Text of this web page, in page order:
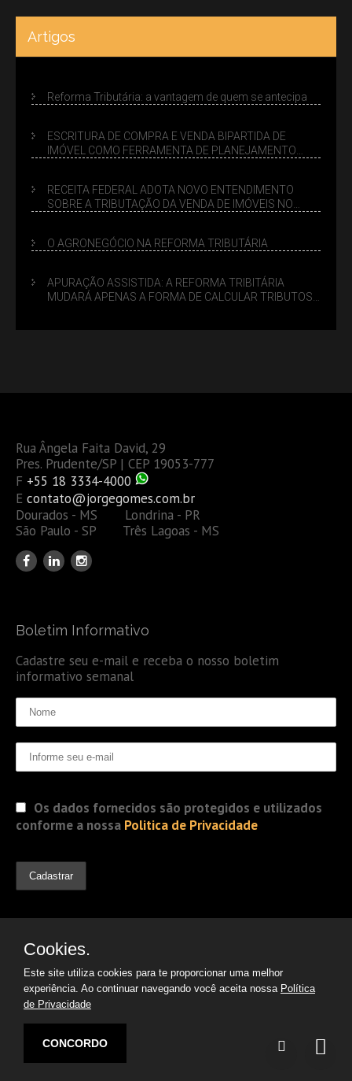
Artigos
Reforma Tributária: a vantagem de quem se antecipa
ESCRITURA DE COMPRA E VENDA BIPARTIDA DE
IMÓVEL COMO FERRAMENTA DE PLANEJAMENTO
RECEITA FEDERAL ADOTA NOVO ENTENDIMENTO
SOBRE A TRIBUTAÇÃO DA VENDA DE IMÓVEIS NO
O AGRONEGÓCIO NA REFORMA TRIBUTÁRIA
APURAÇÃO ASSISTIDA: A REFORMA TRIBITÁRIA
MUDARÁ APENAS A FORMA DE CALCULAR TRIBUTOS
Rua Ângela Faita David, 29
Pres. Prudente/SP | CEP 19053-777
F +55 18 3334-4000
E contato@jorgegomes.com.br
Dourados - MS Londrina - PR
São Paulo - SP Três Lagoas - MS
Boletim Informativo
Cadastre seu e-mail e receba o nosso boletim
informativo semanal
Os dados fornecidos são protegidos e utilizados
conforme a nossa Politica de Privacidade
© 2019 Jorge Gomes
Advogados. Direitos Reservados
Argon | Otimização de Sites
Cookies.
Este site utiliza cookies para te proporcionar uma melhor
experiência. Ao continuar navegando você aceita nossa Política
de Privacidade
CONCORDO